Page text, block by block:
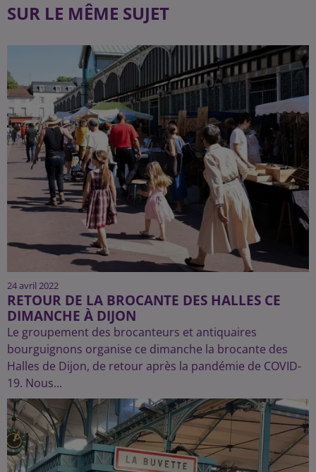
SUR LE MÊME SUJET
24 avril 2022
RETOUR DE LA BROCANTE DES HALLES CE
DIMANCHE À DIJON
Le groupement des brocanteurs et antiquaires
bourguignons organise ce dimanche la brocante des
Halles de Dijon, de retour après la pandémie de COVID-
19. Nous...